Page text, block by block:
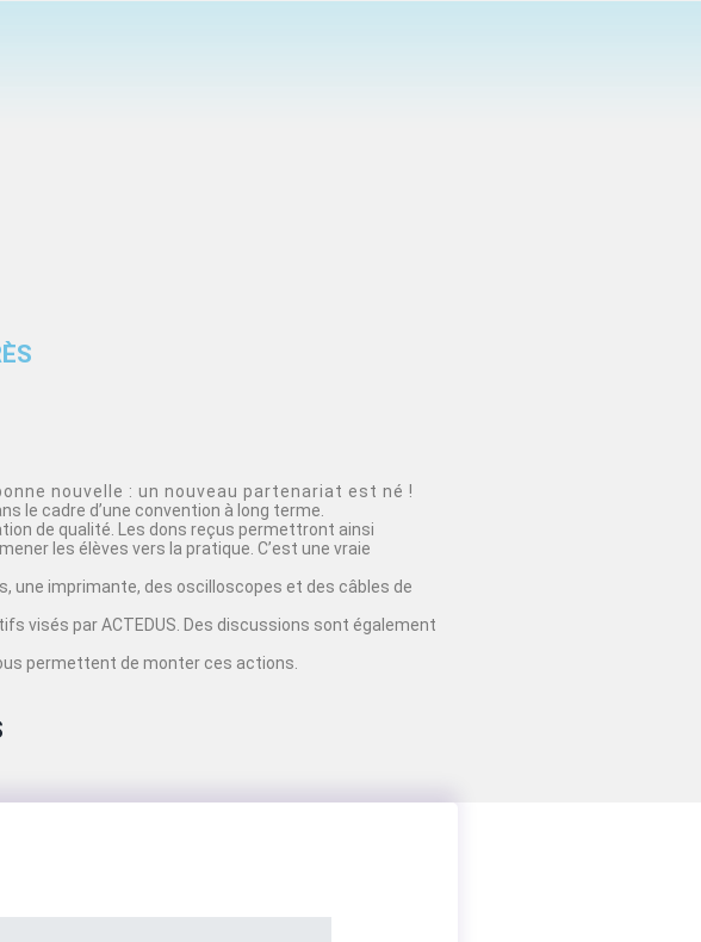
nouvelle : un nouveau partenariat est né !
le cadre d’une convention à long terme.
de qualité. Les dons reçus permettront ainsi
les élèves vers la pratique. C’est une vraie
une imprimante, des oscilloscopes et des câbles de
visés par ACTEDUS. Des discussions sont également
permettent de monter ces actions.